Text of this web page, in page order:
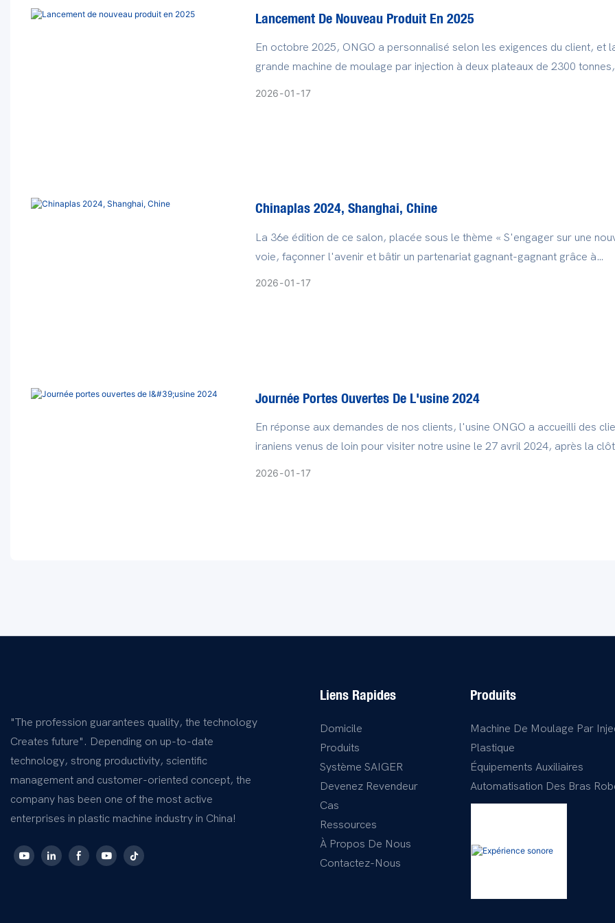
Lancement De Nouveau Produit En 2025
En octobre 2025, ONGO a personnalisé selon les exigences du client, et
grande machine de moulage par injection à deux plateaux de 2300
2026 01 17
Chinaplas 2024, Shanghai, Chine
La 36e édition de ce salon, placée sous le thème « S'engager sur une
voie, façonner l'avenir et bâtir un partenariat gagnant-gagnant grâce à
l'innovation », s'est tenue du 23 au 26 avril au Centre national des congrès
2026 01 17
Journée Portes Ouvertes De L'usine 2024
En réponse aux demandes de nos clients, l'usine ONGO a accueilli des
iraniens venus de loin pour visiter notre usine le 27 avril 2024, après la
2026 01 17
"The profession guarantees quality, the technology
Creates future". Depending on up-to-date
technology, strong productivity, scientific
management and customer-oriented concept, the
company has been one of the most active
enterprises in plastic machine industry in China!
Liens Rapides
Domicile
Produits
Système SAIGER
Devenez Revendeur
Cas
Ressources
À Propos De Nous
Contactez-Nous
Produits
Machine De Moulage Par
Plastique
Équipements Auxiliaires
Automatisation Des Bras